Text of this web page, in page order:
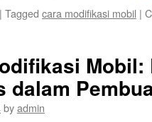
| Tagged cara modifikasi mobil |
dalam
byadmin